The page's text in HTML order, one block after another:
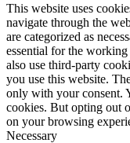
This website uses
navigate through the
are categorized as
essential for the
also use third-party
you use this website.
only with your consent.
cookies. But opting out
on your browsing
Necessary